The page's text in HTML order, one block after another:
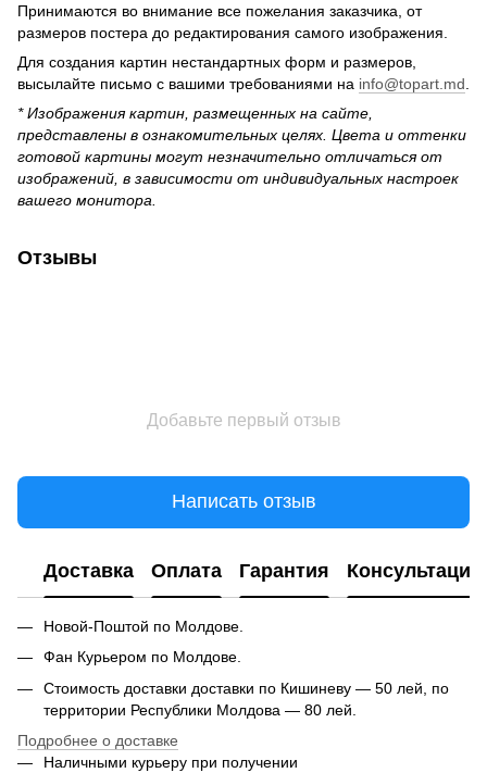
Принимаются во внимание все пожелания заказчика, от
размеров постера до редактирования самого изображения.
Для создания картин нестандартных форм и размеров,
высылайте письмо c вашими требованиями на info@topart.md
* Изображения картин, размещенных на сайте,
представлены в ознакомительных целях. Цвета и оттенки
готовой картины могут незначительно отличаться от
изображений, в зависимости от индивидуальных настроек
вашего монитора.
Отзывы
Добавьте первый отзыв
Написать отзыв
Доставка Оплата Гарантия Консультация
Новой-Поштой по Молдове.
Фан Курьером по Молдове.
Стоимость доставки доставки по Кишиневу — 50 лей, по
территории Республики Молдова — 80 лей.
Подробнее о доставке
Наличными курьеру при получении